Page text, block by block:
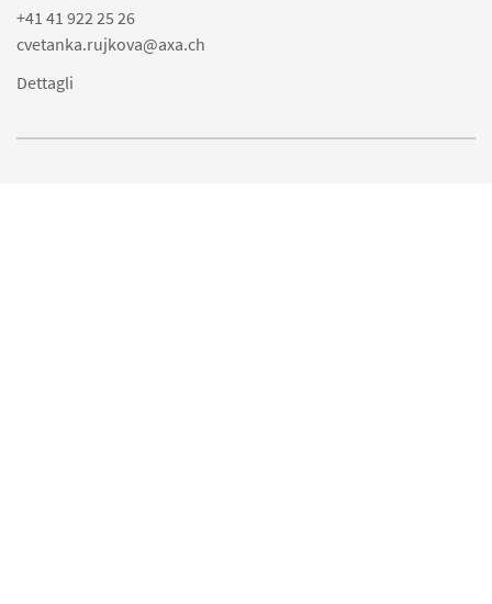
+41 41 922 25 26
cvetanka.rujkova@axa.ch
Dettagli